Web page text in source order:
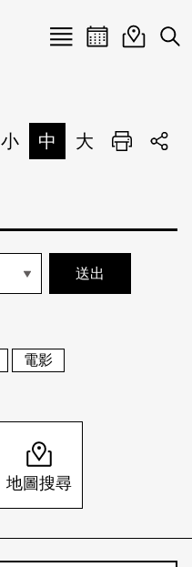
Menu
English
登入/註冊
活動日曆活動地圖
展
小 中 大 列印
電影
地圖搜尋